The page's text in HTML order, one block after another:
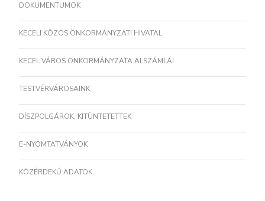
DOKUMENTUMOK
KECELI KÖZÖS ÖNKORMÁNYZATI HIVATAL
KECEL VÁROS ÖNKORMÁNYZATA ALSZÁMLÁI
TESTVÉRVÁROSAINK
DÍSZPOLGÁROK, KITÜNTETETTEK
E-NYOMTATVÁNYOK
KÖZÉRDEKŰ ADATOK